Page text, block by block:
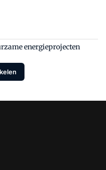
energieprojecten